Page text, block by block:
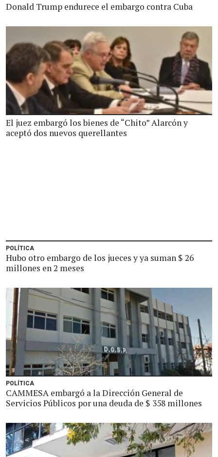
Donald Trump endurece el embargo contra Cuba
El juez embargó los bienes de “Chito” Alarcón y
aceptó dos nuevos querellantes
POLÍTICA
Hubo otro embargo de los jueces y ya suman $ 26
millones en 2 meses
POLÍTICA
CAMMESA embargó a la Dirección General de
Servicios Públicos por una deuda de $ 358 millones